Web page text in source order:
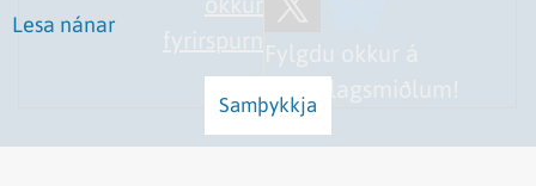
Lesa nánar
Samþykkja